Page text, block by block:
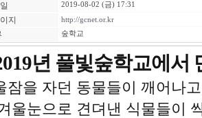
2019-08-02 (금) 17:31
지 http://gcnet.or.kr
숲학교
년 풀빛숲학교에서
잠을 자던 동물들이 깨어나
울눈으로 견뎌낸 식물들이